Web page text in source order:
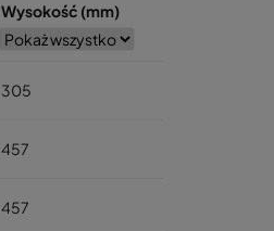
Wysokość (mm)
305
457
457